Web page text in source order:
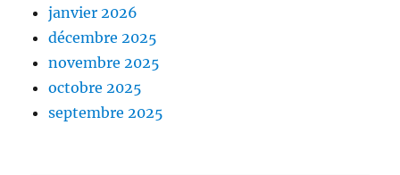
janvier 2026
décembre 2025
novembre 2025
octobre 2025
septembre 2025